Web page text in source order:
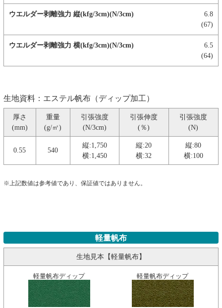
6.8
(67)
6.5
(64)
生地資料：エステル帆布（ディップ加工）
厚さ
(mm)
重量
(g/㎡)
引張強度
(N/3cm)
引張伸度
(％)
引張強度
(N)
0.55 540
縦:1,750
横:1,450
縦:20
横:32
縦:80
横:100
※上記数値は参考値であり、保証値ではありません。
軽量帆布
生地見本【軽量帆布】
軽量帆布ディップ 軽量帆布ディップ